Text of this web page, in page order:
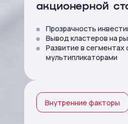
акционерной
Прозрачность
Вывод кластеров на
Развитие в сегментах
мультипликаторами
Внутренние факторы